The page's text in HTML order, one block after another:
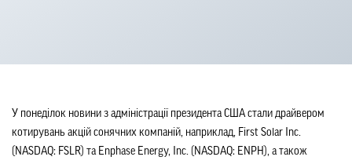
У понеділок новини з адміністрації президента США стали драйвером
котирувань акцій сонячних компаній, наприклад, First Solar Inc.
(NASDAQ: FSLR) та Enphase Energy, Inc. (NASDAQ: ENPH), а також